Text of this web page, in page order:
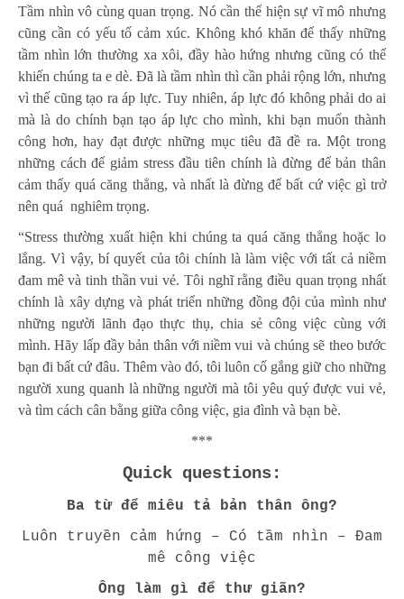
Tầm nhìn vô cùng quan trọng. Nó cần thể hiện sự vĩ mô nhưng
cũng cần có yếu tố cảm xúc. Không khó khăn để thấy những
tầm nhìn lớn thường xa xôi, đầy hào hứng nhưng cũng có thể
khiến chúng ta e dè. Đã là tầm nhìn thì cần phải rộng lớn, nhưng
vì thế cũng tạo ra áp lực. Tuy nhiên, áp lực đó không phải do ai
mà là do chính bạn tạo áp lực cho mình, khi bạn muốn thành
công hơn, hay đạt được những mục tiêu đã đề ra. Một trong
những cách để giảm stress đầu tiên chính là đừng để bản thân
cảm thấy quá căng thẳng, và nhất là đừng để bất cứ việc gì trở
nên quá nghiêm trọng.
“Stress thường xuất hiện khi chúng ta quá căng thẳng hoặc lo
lắng. Vì vậy, bí quyết của tôi chính là làm việc với tất cả niềm
đam mê và tinh thần vui vẻ. Tôi nghĩ rằng điều quan trọng nhất
chính là xây dựng và phát triển những đồng đội của mình như
những người lãnh đạo thực thụ, chia sẻ công việc cùng với
mình. Hãy lấp đầy bản thân với niềm vui và chúng sẽ theo bước
bạn đi bất cứ đâu. Thêm vào đó, tôi luôn cố gắng giữ cho những
người xung quanh là những người mà tôi yêu quý được vui vẻ,
và tìm cách cân bằng giữa công việc, gia đình và bạn bè.
***
Quick questions:
Ba từ để miêu tả bản thân ông?
Luôn truyền cảm hứng – Có tầm nhìn – Đam
mê công việc
Ông làm gì để thư giãn?